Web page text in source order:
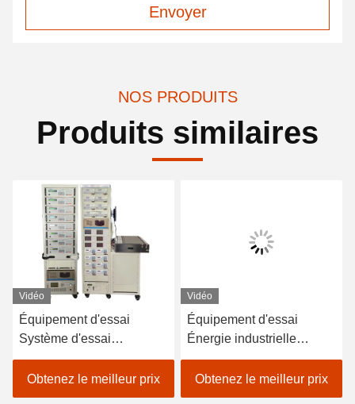
Envoyer
NOS PRODUITS
Produits similaires
Vidéo
Équipement d'essai
Système d'essai
d'alimentation du chargeur
haute tension Adaptateur
d'alimentation ATS
Obtenez le meilleur prix
Vidéo
Équipement d'essai
Énergie industrielle
Équipement ATE
Équipement LED
Systèmes d'essai
Obtenez le meilleur prix